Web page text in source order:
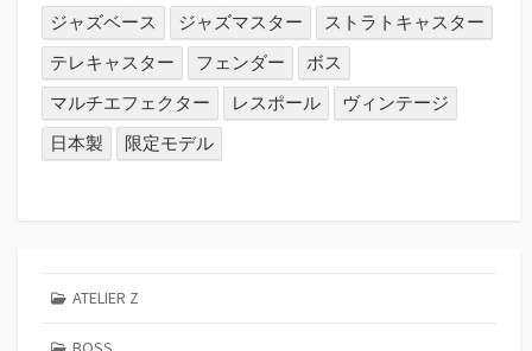
ジャズベース ジャズマスター
ストラトキャスター
テレキャスター
フェンダー
ボス
マルチエフェクター
レスポール
ヴィンテージ
日本製
限定モデル
ATELIER Z